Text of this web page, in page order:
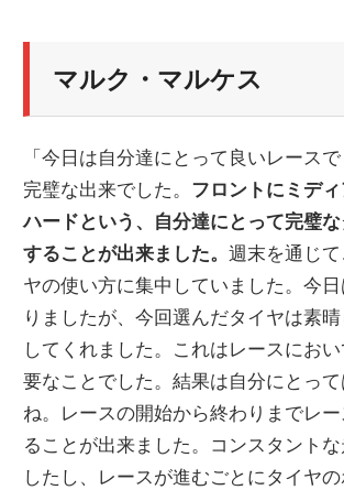
マルク・マルケス
「今日は自分達にとって良いレース
完璧な出来でした。 フロントにミデ
ハードという、自分達にとって完璧
することが出来ました。週末を通じ
ヤの使い方に集中していました。今
りましたが、今回選んだタイヤは素
してくれました。これはレースにお
要なことでした。結果は自分にとっ
ね。レースの開始から終わりまでレ
ることが出来ました。コンスタントな
したし、レースが進むごとにタイヤ